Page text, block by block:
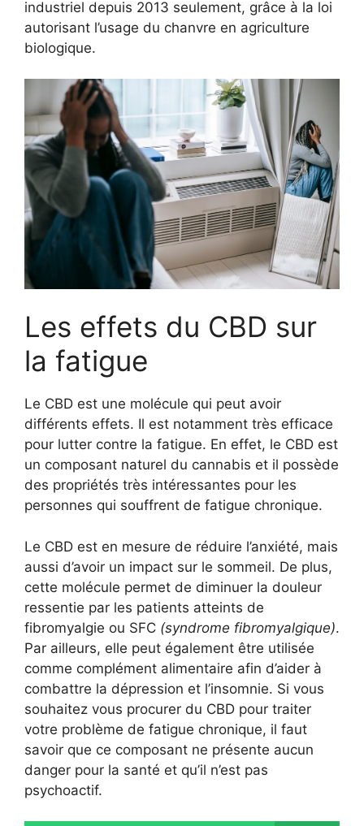
industriel depuis 2013 seulement, grâce à la loi
autorisant l’usage du chanvre en agriculture
biologique.
Les effets du CBD sur
la fatigue
Le CBD est une molécule qui peut avoir
différents effets. Il est notamment très efficace
pour lutter contre la fatigue. En effet, le CBD est
un composant naturel du cannabis et il possède
des propriétés très intéressantes pour les
personnes qui souffrent de fatigue chronique.
Le CBD est en mesure de réduire l’anxiété, mais
aussi d’avoir un impact sur le sommeil. De plus,
cette molécule permet de diminuer la douleur
ressentie par les patients atteints de
fibromyalgie ou SFC (syndrome fibromyalgique).
Par ailleurs, elle peut également être utilisée
comme complément alimentaire afin d’aider à
combattre la dépression et l’insomnie. Si vous
souhaitez vous procurer du CBD pour traiter
votre problème de fatigue chronique, il faut
savoir que ce composant ne présente aucun
danger pour la santé et qu’il n’est pas
psychoactif.